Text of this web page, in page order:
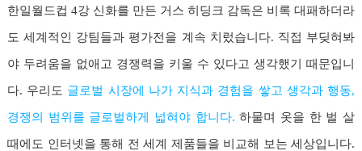
한일월드컵 4강 신화를 만든 거스 히딩크 감독은 비록 대패하더라
도 세계적인 강팀들과 평가전을 계속 치렀습니다. 직접 부딪혀봐
야 두려움을 없애고 경쟁력을 키울 수 있다고 생각했기 때문입니
다. 우리도 글로벌 시장에 나가 지식과 경험을 쌓고 생각과 행동,
경쟁의 범위를 글로벌하게 넓혀야 합니다.하물며 옷을 한 벌 살
때에도 인터넷을 통해 전 세계 제품들을 비교해 보는 세상입니다.